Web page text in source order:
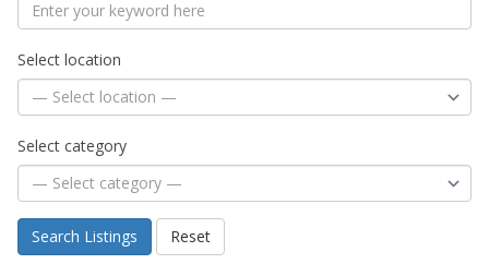
Select location
Select category
Search Listings Reset